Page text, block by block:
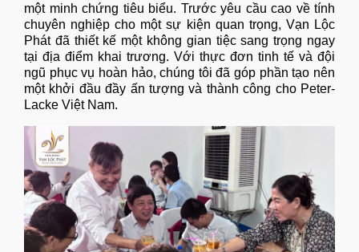
một minh chứng tiêu biểu. Trước yêu cầu cao về tính
chuyên nghiệp cho một sự kiện quan trọng, Vạn Lộc
Phát đã thiết kế một không gian tiệc sang trọng ngay
tại địa điểm khai trương. Với thực đơn tinh tế và đội
ngũ phục vụ hoàn hảo, chúng tôi đã góp phần tạo nên
một khởi đầu đầy ấn tượng và thành công cho Peter-
Lacke Việt Nam.